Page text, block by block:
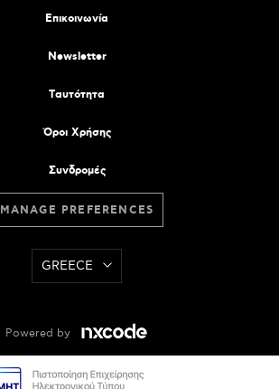
Επικοινωνία
Newsletter
Tαυτότητα
Όροι Χρήσης
Συνδρομές
MANAGE PREFERENCES
GREECE
Powered by